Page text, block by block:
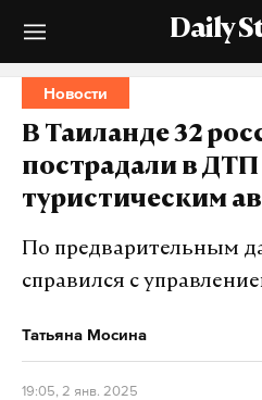
Daily
Новости
В Таиланде 32
пострадали в ДТП
туристическим
По предварительным
справился с
Татьяна Мосина
19:05, 2 янв. 2025